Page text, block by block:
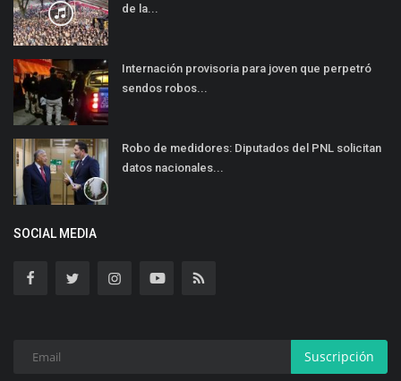
de la...
Internación provisoria para joven que perpetró
sendos robos...
Robo de medidores: Diputados del PNL solicitan
datos nacionales...
SOCIAL MEDIA
Suscripción